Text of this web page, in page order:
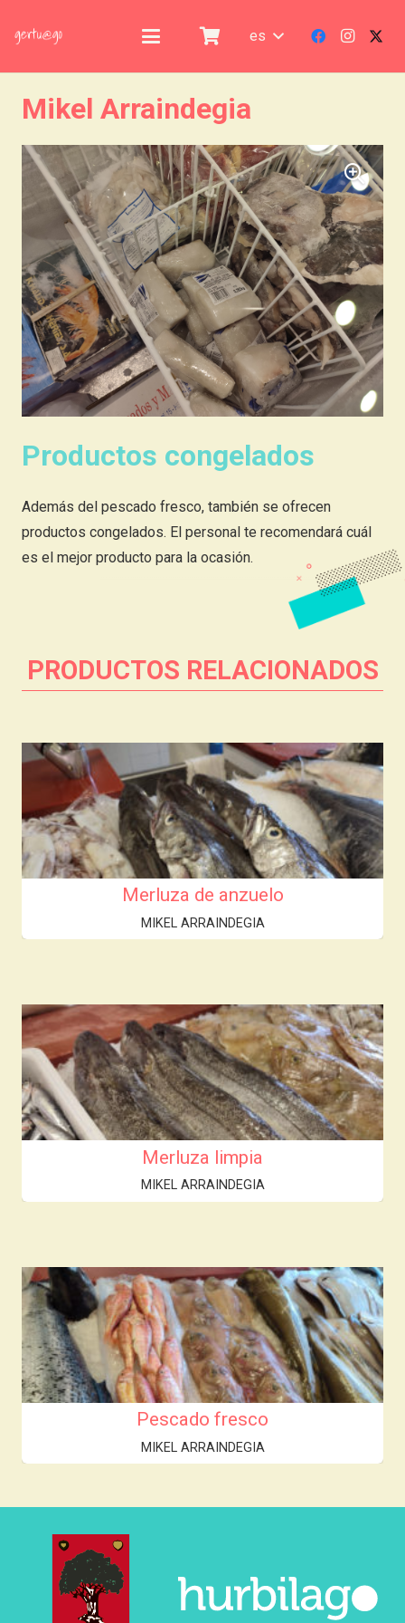
es
Mikel Arraindegia
Productos congelados
Además del pescado fresco, también se ofrecen
productos congelados. El personal te recomendará cuál
es el mejor producto para la ocasión.
PRODUCTOS RELACIONADOS
Merluza de anzuelo
MIKEL ARRAINDEGIA
Merluza limpia
MIKEL ARRAINDEGIA
Pescado fresco
MIKEL ARRAINDEGIA